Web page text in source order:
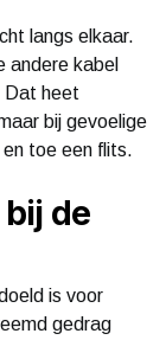
langs elkaar.
andere kabel
Dat heet
bij gevoelige
toe een flits.
de
is voor
gedrag